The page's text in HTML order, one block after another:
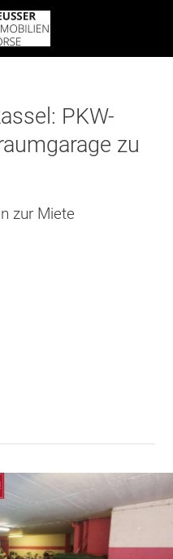
PKW-
zu
zur Miete